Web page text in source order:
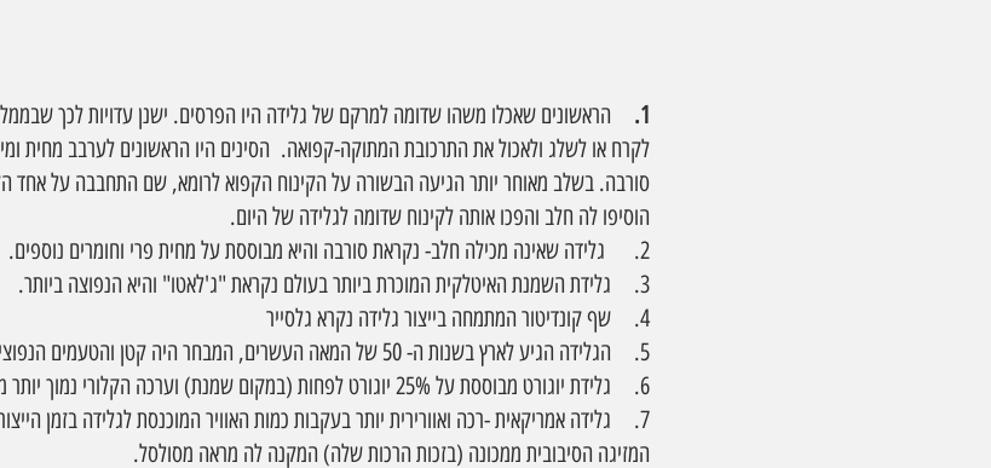
1.
הראשונים שאכלו משהו שדומה למרקם של גלידה היו הפרסים. ישנן עדויות לכך
לקרח או לשלג ולאכול את התרכובת המתוקה-קפואה.  הסינים היו הראשונים לערבב מחית
סורבה. בשלב מאוחר יותר הגיעה הבשורה על הקינוח הקפוא לרומא, שם התחבבה על אחד
הוסיפו לה חלב והפכו אותה לקינוח שדומה לגלידה של היום.
2.
גלידה שאינה מכילה חלב- נקראת סורבה והיא מבוססת על מחית פרי וחומרים נוספים.
3.    גלידת השמנת האיטלקית המוכרת ביותר בעולם נקראת "ג'לאטו" והיא הנפוצה ביותר.
4.    שף קונדיטור המתמחה בייצור גלידה נקרא גלסייר
5.    הגלידה הגיע לארץ בשנות ה- 50 של המאה העשרים, המבחר היה קטן והטעמים הנפוצים היו שוקולד וניל ומסטיק.
6.    גלידת יוגורט מבוססת על 25% יוגורט לפחות (במקום שמנת) וערכה הקלורי נמוך יותר מגלידת השמנת.
7.    גלידה אמריקאית -רכה ואוורירית יותר בעקבות כמות האוויר המוכנסת לגלידה בזמן
המזיגה הסיבובית ממכונה (בזכות הרכות שלה) המקנה לה מראה מסולסל.